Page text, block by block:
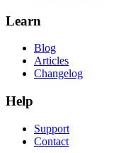
Learn
Blog
Articles
Changelog
Help
Support
Contact